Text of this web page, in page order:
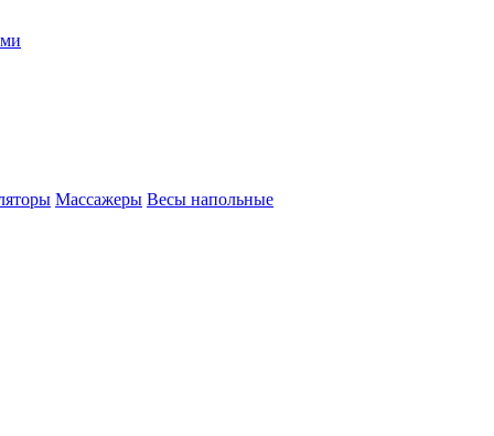
Массажеры Весы напольные